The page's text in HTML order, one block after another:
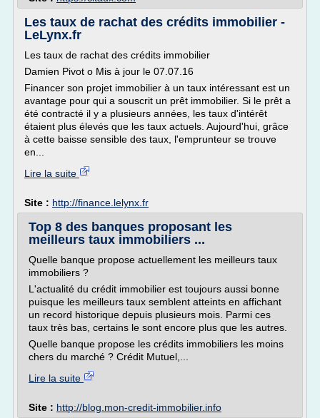
Les taux de rachat des crédits immobilier -
LeLynx.fr
Les taux de rachat des crédits immobilier
Damien Pivot o Mis à jour le 07.07.16
Financer son projet immobilier à un taux intéressant est un
avantage pour qui a souscrit un prêt immobilier. Si le prêt a
été contracté il y a plusieurs années, les taux d'intérêt
étaient plus élevés que les taux actuels. Aujourd'hui, grâce
à cette baisse sensible des taux, l'emprunteur se trouve
en...
Lire la suite
Site : http://finance.lelynx.fr
Top 8 des banques proposant les
meilleurs taux immobiliers ...
Quelle banque propose actuellement les meilleurs taux
immobiliers ?
L'actualité du crédit immobilier est toujours aussi bonne
puisque les meilleurs taux semblent atteints en affichant
un record historique depuis plusieurs mois. Parmi ces
taux très bas, certains le sont encore plus que les autres.
Quelle banque propose les crédits immobiliers les moins
chers du marché ? Crédit Mutuel,...
Lire la suite
Site : http://blog.mon-credit-immobilier.info